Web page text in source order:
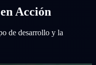
Acción
de desarrollo y la